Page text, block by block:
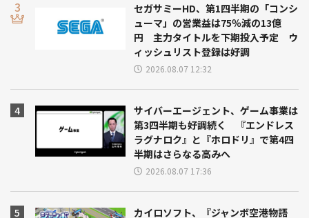
セガサミーHD、第1四半期の「コンシ
ューマ」の営業益は75％減の13億
円 主力タイトルを下期投入予定 ウ
ィッシュリスト登録は好調
2026.08.07 12:32
サイバーエージェント、ゲーム事業は
第3四半期も好調続く 『エンドレス
ラグナロク』と『ホロドリ』で第4四
半期はさらなる高みへ
2026.08.07 17:36
カイロソフト、『ジャンボ空港物語